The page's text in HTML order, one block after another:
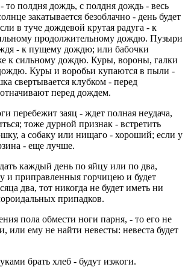
то полдня дождь, с полдня дождь - весь
закатывается безоблачно - день будет
в туче дождевой крутая радуга - к
продолжительному дождю. Пузыри
- к пущему дождю; или бабочки
к сильному дождю. Куры, вороны, галки
Куры и воробьи купаются в пыли -
свертывается клубком - перед
перед дождем.
перебежит заяц - ждет полная неудача,
тоже дурной признак - встретить
а собаку или нищаго - хороший; если у
- еще лучше.
каждый день по яйцу или по два,
и приправленныя горчицею и будет
два, тот никогда не будет иметь ни
припадков.
пола обмести ноги парня, - то его не
или ему не найти невесты: невеста будет
брать хлеб - будут изжоги.